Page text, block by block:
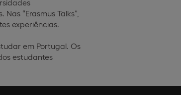
“Erasmus Talks”,
experiências.
em Portugal. Os
estudantes